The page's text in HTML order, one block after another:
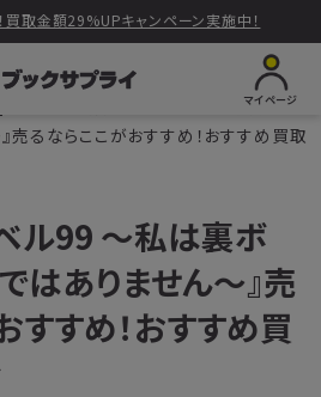
買取金額29%UPキャンペーン実施中！
マイページ
『悪役令嬢レベル99 ～私は裏ボスで
売るならここがおすすめ！おすすめ買取
ル99 ～私は裏ボ
はありません～』売
すすめ！おすすめ買